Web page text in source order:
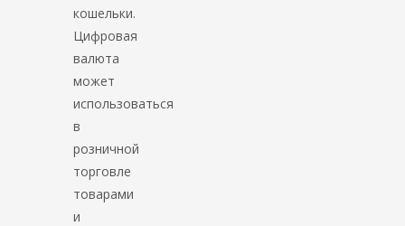
кошельки.
Цифровая
валюта
может
использоваться
в
розничной
торговле
товарами
и